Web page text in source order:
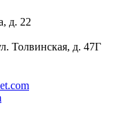
д. 22
Толвинская, д. 47Г